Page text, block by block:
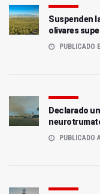
Suspenden
olivares
PUBLICADO
Declarado
PUBLICADO